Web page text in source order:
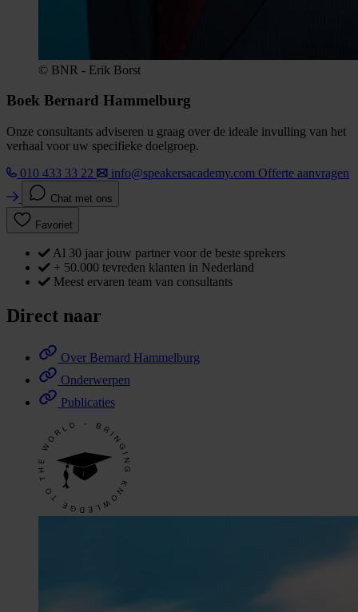
© BNR - Erik Borst
Boek Bernard Hammelburg
Onze consultants adviseren u graag over de ideale invulling van het
verhaal voor uw specifieke doelgroep.
010 433 33 22
info@speakersacademy.com Offerte aanvragen
Chat met ons
Favoriet
Al 30 jaar jouw partner voor de beste sprekers
+ 50.000 tevreden klanten in Nederland
Meest ervaren team van consultants
Direct naar
Over Bernard Hammelburg
Onderwerpen
Publicaties